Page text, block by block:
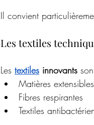
Il convient
Les textiles
Les textiles innovants
Matières extensibles
Fibres respirantes
Textiles